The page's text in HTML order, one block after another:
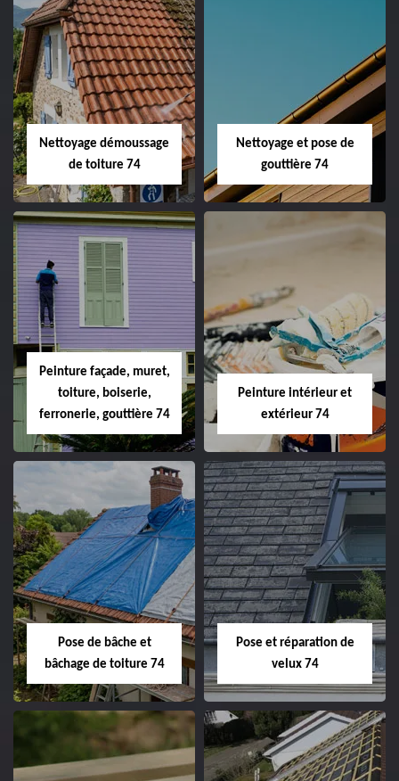
Nettoyage démoussage
de toiture 74
Nettoyage et pose de
gouttière 74
Peinture façade, muret,
toiture, boiserie,
ferronerie, gouttière 74
Peinture intérieur et
extérieur 74
Pose de bâche et
bâchage de toiture 74
Pose et réparation de
velux 74